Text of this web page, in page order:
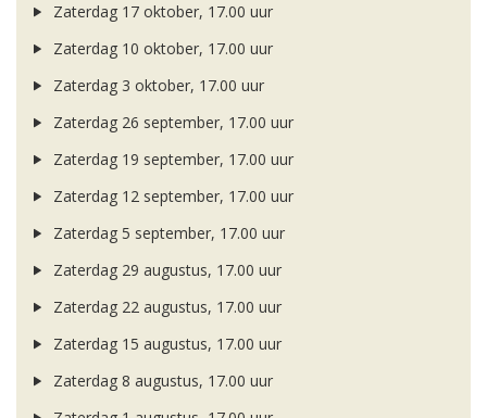
Zaterdag 17 oktober, 17.00 uur
Zaterdag 10 oktober, 17.00 uur
Zaterdag 3 oktober, 17.00 uur
Zaterdag 26 september, 17.00 uur
Zaterdag 19 september, 17.00 uur
Zaterdag 12 september, 17.00 uur
Zaterdag 5 september, 17.00 uur
Zaterdag 29 augustus, 17.00 uur
Zaterdag 22 augustus, 17.00 uur
Zaterdag 15 augustus, 17.00 uur
Zaterdag 8 augustus, 17.00 uur